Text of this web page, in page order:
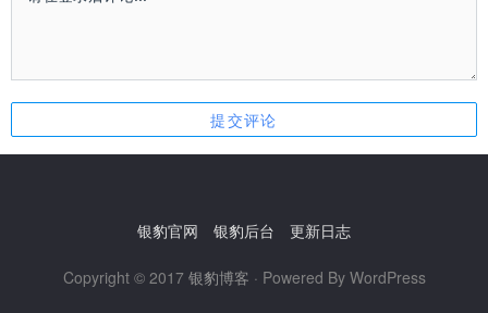
银豹官网 银豹后台 更新日志
Copyright © 2017 银豹博客 · Powered By WordPress